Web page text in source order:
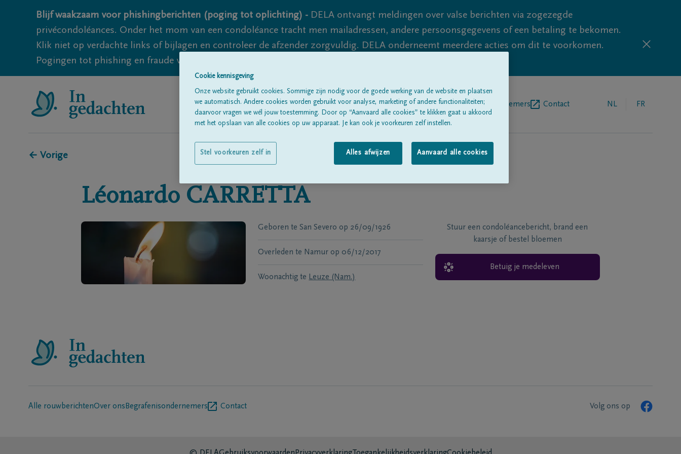
Blijf waakzaam voor phishingberichten (poging tot oplichting) - DELA ontvangt meldingen over valse berichten via zogezegde
privécondoléances. Onder het mom van een condoléance tracht men mailadressen, andere persoonsgegevens of een betaling te bekomen.
Klik niet op verdachte links of bijlagen en controleer de afzender zorgvuldig. DELA onderneemt meerdere acties om dit te voorkomen.
Pogingen tot phishing en fraude vallen echter nooit volledig uit te sluiten, dus blijf waakzaam.
Alle rouwberichten Over onsBegrafenisondernemers Contact NL FR
← Vorige
Léonardo CARRETTA
Geboren te San Severo op 26/09/1926
Overleden te Namur op 06/12/2017
Woonachtig te Leuze (Nam.)
Stuur een condoléancebericht, brand een
kaarsje of bestel bloemen
Betuig je medeleven
Alle rouwberichtenOver ons Begrafenisondernemers Contact Volg ons op
Cookie kennisgeving
Onze website gebruikt cookies. Sommige zijn nodig voor de goede werking van de website en plaatsen
we automatisch. Andere cookies worden gebruikt voor analyse, marketing of andere functionaliteiten;
daarvoor vragen we wél jouw toestemming. Door op “Aanvaard alle cookies” te klikken gaat u akkoord
met het opslaan van alle cookies op uw apparaat. Je kan ook je voorkeuren zelf instellen.
Alles afwijzen Aanvaard alle cookies
Stel voorkeuren zelf in